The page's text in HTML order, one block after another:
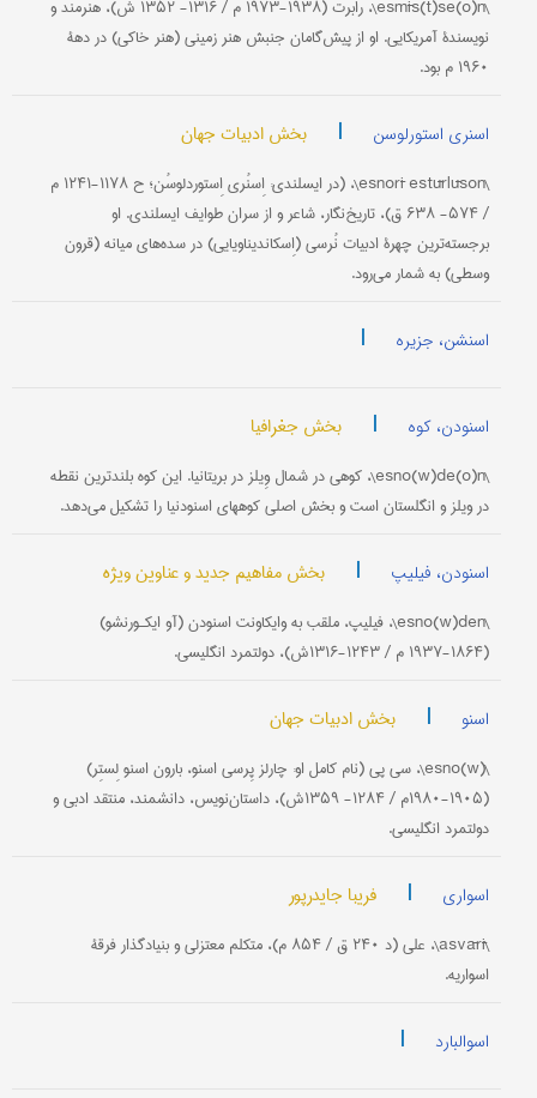
\esmīs(t)se(o)n\، رابرت (۱۹۳۸-۱۹۷۳ م / ۱۳۱۶- ۱۳۵۲ ش)، هنرمند و
نویسندۀ آمریکایی. او از پیش‌گامان جنبش هنر زمینی (هنر خاکی) در دهۀ
۱۹۶۰ م بود.
اسنری استورلوسن | بخش ادبیات جهان
\esnorī estūrlūson\، (در ایسلندی: اِسنُری اِستوردلوسُن؛ ح ۱۱۷۸-۱۲۴۱ م
/ ۵۷۴- ۶۳۸ ق)، تاریخ‌نگار، شاعر و از سران طوایف ایسلندی. او
برجسته‌ترین چهرۀ ادبیات نُرسی (اِسکاندیناویایی) در سده‌های میانه (قرون
وسطى) به ‌شمار می‌رود.
اسنشن، جزیره |
اسنودن، کوه | بخش جغرافیا
\esno(w)de(o)n\، کوهی در شمال وِیلز در بریتانیا. این کوه بلندترین نقطه
در ویلز و انگلستان است و بخش اصلی کوههای اسنودنیا را تشکیل می‌دهد.
اسنودن، فیلیپ | بخش مفاهیم جدید و عناوین ویژه
\esno(w)den\، فیلیپ، ملقب به وایکاونت اسنودن (آو ایکـورنشو)
(۱۸۶۴-۱۹۳۷ م / ۱۲۴۳-۱۳۱۶ش)، دولتمرد انگلیسی.
اسنو | بخش ادبیات جهان
\esno(w)\، سی پی (نام کامل او: چارلز پِرسی اسنو، بارون اسنو لِستِر)
(۱۹۰۵-۱۹۸۰م / ۱۲۸۴- ۱۳۵۹ش)، داستان‌‌نویس، دانشمند، منتقد ادبی و
دولتمرد انگلیسی.
اسواری | فریبا جایدرپور
\asvārī\، علی (د ۲۴۰ ق / ۸۵۴ م)، متکلم معتزلی و بنیادگذار فرقۀ
اسواریه.
اسوالبارد |